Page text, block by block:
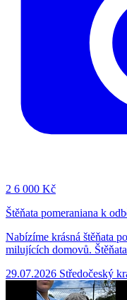
2 6 000 Kč
Štěňata pomeraniana k
Nabízíme krásná štěňata
milujících domovů.
29.07.2026 Středočeský